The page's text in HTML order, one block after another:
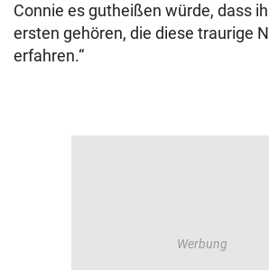
Connie es gutheißen würde, dass
ersten gehören, die diese traurige
erfahren.“